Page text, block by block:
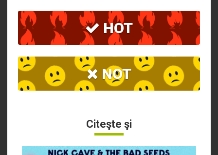
HOT
NOT
Citeşte şi